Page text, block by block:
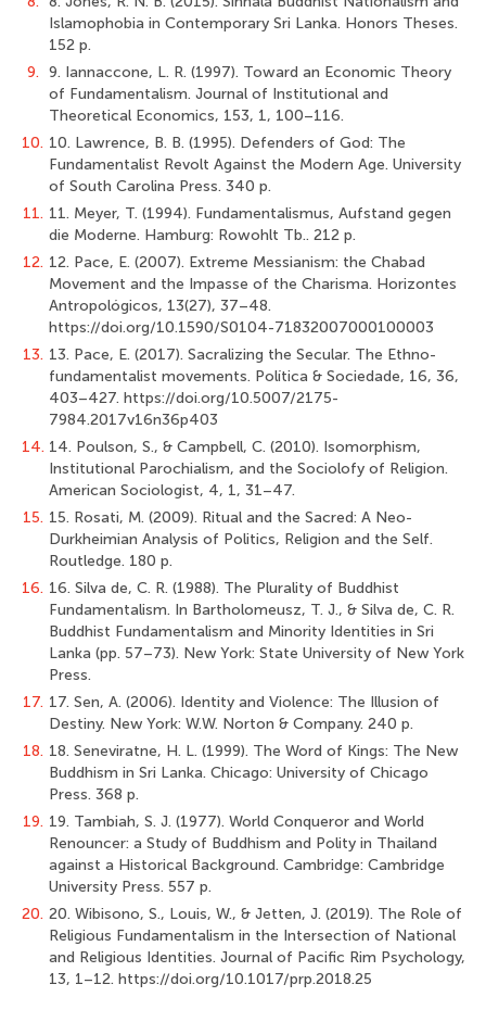
Islamophobia in Contemporary Sri Lanka. Honors Theses.
152 p.
9. 9. Iannaccone, L. R. (1997). Toward an Economic Theory
of Fundamentalism. Journal of Institutional and
Theoretical Economics, 153, 1, 100–116.
10. 10. Lawrence, B. B. (1995). Defenders of God: The
Fundamentalist Revolt Against the Modern Age. University
of South Carolina Press. 340 p.
11. 11. Meyer, T. (1994). Fundamentalismus, Aufstand gegen
die Moderne. Hamburg: Rowohlt Tb.. 212 p.
12. 12. Pace, E. (2007). Extreme Messianism: the Chabad
Movement and the Impasse of the Charisma. Horizontes
Antropológicos, 13(27), 37–48.
https://doi.org/10.1590/S0104-71832007000100003
13. 13. Pace, E. (2017). Sacralizing the Secular. The Ethno-
fundamentalist movements. Política & Sociedade, 16, 36,
403–427. https://doi.org/10.5007/2175-
7984.2017v16n36p403
14. 14. Poulson, S., & Campbell, C. (2010). Isomorphism,
Institutional Parochialism, and the Sociolofy of Religion.
American Sociologist, 4, 1, 31–47.
15. 15. Rosati, M. (2009). Ritual and the Sacred: A Neo-
Durkheimian Analysis of Politics, Religion and the Self.
Routledge. 180 p.
16. 16. Silva de, C. R. (1988). The Plurality of Buddhist
Fundamentalism. In Bartholomeusz, T. J., & Silva de, C. R.
Buddhist Fundamentalism and Minority Identities in Sri
Lanka (pp. 57–73). New York: State University of New York
Press.
17. 17. Sen, A. (2006). Identity and Violence: The Illusion of
Destiny. New York: W.W. Norton & Company. 240 p.
18. 18. Seneviratne, H. L. (1999). The Word of Kings: The New
Buddhism in Sri Lanka. Chicago: University of Chicago
Press. 368 p.
19. 19. Tambiah, S. J. (1977). World Conqueror and World
Renouncer: a Study of Buddhism and Polity in Thailand
against a Historical Background. Cambridge: Cambridge
University Press. 557 p.
20. 20. Wibisono, S., Louis, W., & Jetten, J. (2019). The Role of
Religious Fundamentalism in the Intersection of National
and Religious Identities. Journal of Pacific Rim Psychology,
13, 1–12. https://doi.org/10.1017/prp.2018.25